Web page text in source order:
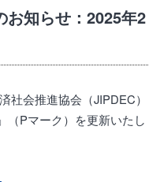
お知らせ：2025年2
社会推進協会（JIPDEC）
（Pマーク）を更新いたし